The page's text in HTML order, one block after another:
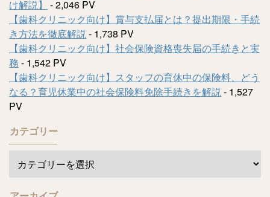
け解説】
- 2,046 PV
【歯科クリニック向け】賞与支払届とは？提出期限・手続
き方法を徹底解説- 1,738 PV
【歯科クリニック向け】社会保険資格喪失届の手続きと実
務 - 1,542 PV
【歯科クリニック向け】スタッフの育休中の保険料、どう
なる？育児休業中の社会保険料免除手続きを解説- 1,527
PV
カテゴリー